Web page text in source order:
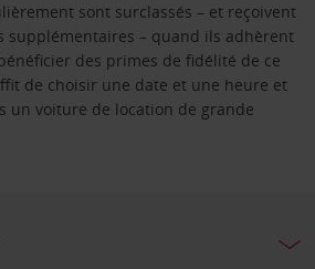
sont surclassés – et reçoivent
supplémentaires – quand ils adhèrent
des primes de fidélité de ce
de choisir une date et une heure et
un voiture de location de grande